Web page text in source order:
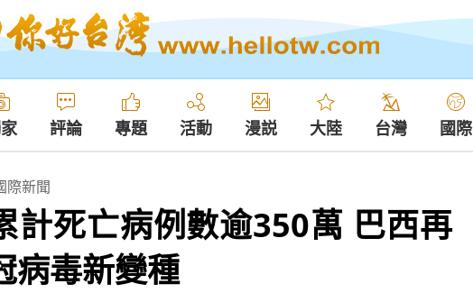
評論 專題 活動 漫説 大陸 台灣 國際
際新聞
計死亡病例數逾350萬 巴西再
病毒新變種